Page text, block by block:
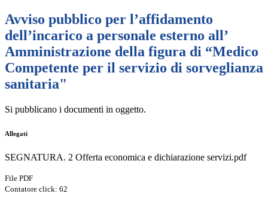
Avviso pubblico per l’affidamento
dell’incarico a personale esterno all’
Amministrazione della figura di “Medico
Competente per il servizio di sorveglianza
sanitaria"
Si pubblicano i documenti in oggetto.
Allegati
SEGNATURA. 2 Offerta economica e dichiarazione servizi.pdf
File PDF
Contatore click: 62